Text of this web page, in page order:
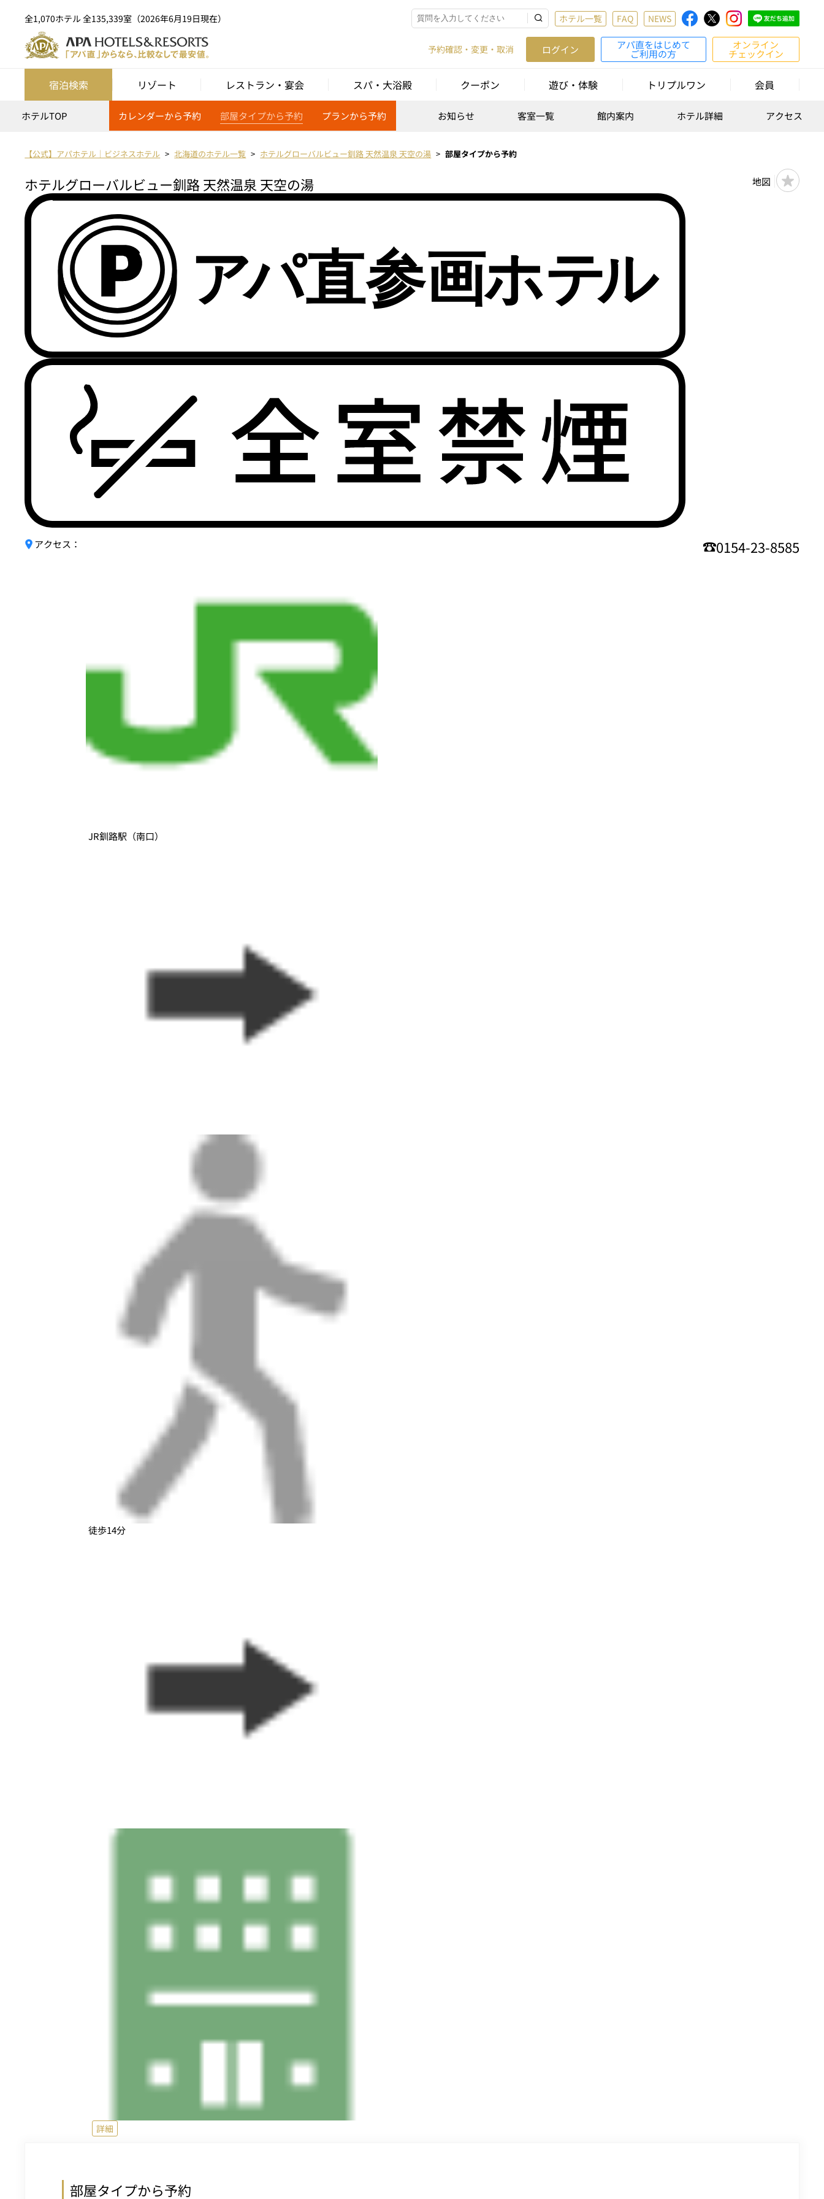
全1,070ホテル 全135,339室（2026年6月19日現在） ホテル一覧 FAQ NEWS
予約確認・変更・取消 ログイン アパ直をはじめて
ご利用の方
オンライン
チェックイン
宿泊検索 リゾート レストラン・宴会 スパ・大浴殿 クーポン 遊び・体験 トリプルワン 会員
ホテルTOP カレンダーから予約 部屋タイプから予約 プランから予約 お知らせ 客室一覧 館内案内 ホテル詳細 アクセス
【公式】アパホテル｜ビジネスホテル 北海道のホテル一覧 ホテルグローバルビュー釧路 天然温泉 天空の湯 部屋タイプから予約
ホテルグローバルビュー釧路 天然温泉 天空の湯 地図
アクセス：
JR釧路駅（南口）
徒歩14分
詳細
0154-23-8585
部屋タイプから予約